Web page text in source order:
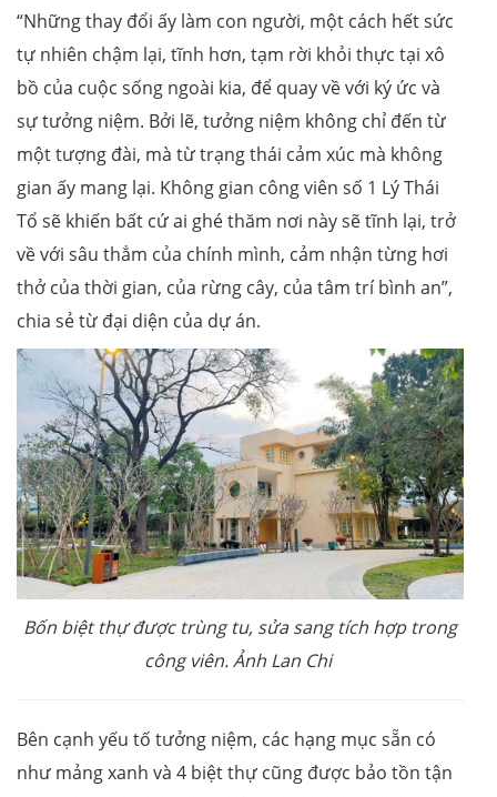
“Những thay đổi ấy làm con người, một cách hết sức
tự nhiên chậm lại, tĩnh hơn, tạm rời khỏi thực tại xô
bồ của cuộc sống ngoài kia, để quay về với ký ức và
sự tưởng niệm. Bởi lẽ, tưởng niệm không chỉ đến từ
một tượng đài, mà từ trạng thái cảm xúc mà không
gian ấy mang lại. Không gian công viên số 1 Lý Thái
Tổ sẽ khiến bất cứ ai ghé thăm nơi này sẽ tĩnh lại, trở
về với sâu thẳm của chính mình, cảm nhận từng hơi
thở của thời gian, của rừng cây, của tâm trí bình an”,
chia sẻ từ đại diện của dự án.
Bốn biệt thự được trùng tu, sửa sang tích hợp trong
công viên. Ảnh Lan Chi
Bên cạnh yếu tố tưởng niệm, các hạng mục sẵn có
như mảng xanh và 4 biệt thự cũng được bảo tồn tận